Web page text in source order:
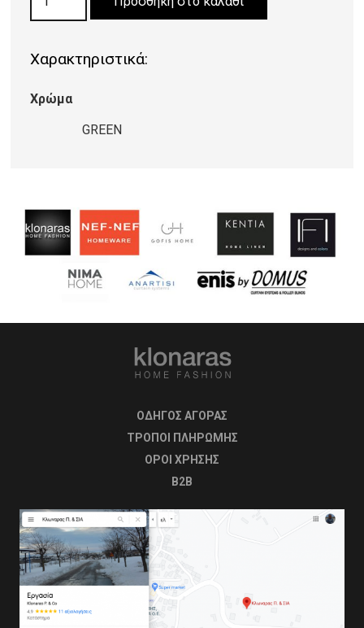
072
Χαρακτηριστικά:
Χρώμα
GREEN
ΟΔΗΓΟΣ ΑΓΟΡΑΣ
ΤΡΟΠΟΙ ΠΛΗΡΩΜΗΣ
OΡΟΙ ΧΡΗΣΗΣ
B2B